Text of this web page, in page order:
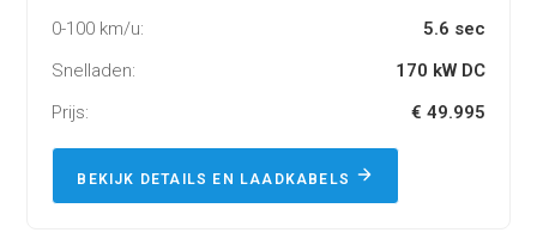
0-100 km/u:
5.6 sec
Snelladen:
170 kW DC
Prijs:
€ 49.995
BEKIJK DETAILS EN LAADKABELS